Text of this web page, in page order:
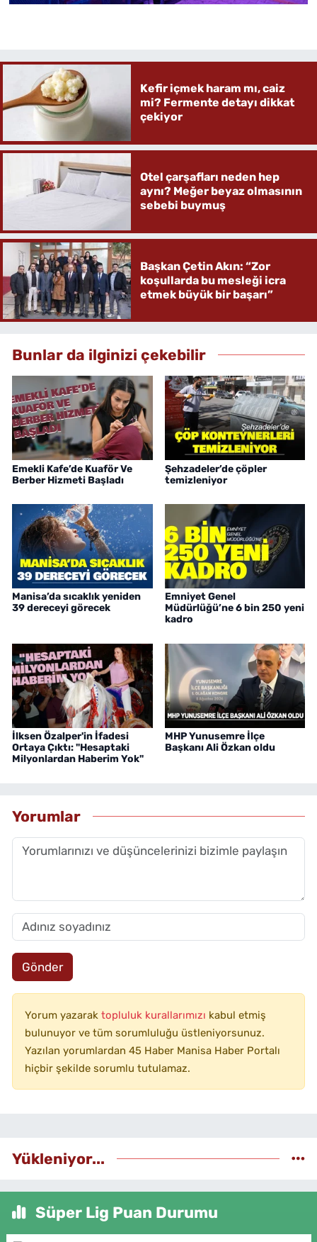
Kefir içmek haram mı, caiz
mi? Fermente detayı dikkat
çekiyor
Otel çarşafları neden hep
aynı? Meğer beyaz olmasının
sebebi buymuş
Başkan Çetin Akın: “Zor
koşullarda bu mesleği icra
etmek büyük bir başarı”
Bunlar da ilginizi çekebilir
Emekli Kafe’de Kuaför Ve
Berber Hizmeti Başladı
Şehzadeler’de çöpler
temizleniyor
Manisa’da sıcaklık yeniden
39 dereceyi görecek
Emniyet Genel
Müdürlüğü’ne 6 bin 250 yeni
kadro
İlksen Özalper'in İfadesi
Ortaya Çıktı: "Hesaptaki
Milyonlardan Haberim Yok"
MHP Yunusemre İlçe
Başkanı Ali Özkan oldu
Yorumlar
Gönder
Yorum yazarak topluluk kurallarımızı kabul etmiş
bulunuyor ve tüm sorumluluğu üstleniyorsunuz.
Yazılan yorumlardan 45 Haber Manisa Haber Portalı
hiçbir şekilde sorumlu tutulamaz.
Yükleniyor...
Süper Lig Puan Durumu